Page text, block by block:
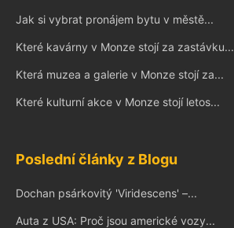
Jak si vybrat pronájem bytu v městě...
Které kavárny v Monze stojí za zastávku...
Která muzea a galerie v Monze stojí za...
Které kulturní akce v Monze stojí letos...
Poslední články z Blogu
Dochan psárkovitý 'Viridescens' –...
Auta z USA: Proč jsou americké vozy...